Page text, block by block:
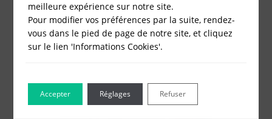
Constitution de société
Modification de société
Fonds de Commerce
Cessation d'activité
meilleure expérience sur notre site.
Pour modifier vos préférences par la suite, rendez-
vous dans le pied de page de notre site, et cliquez
sur le lien 'Informations Cookies'.
Accepter Refuser
Réglages